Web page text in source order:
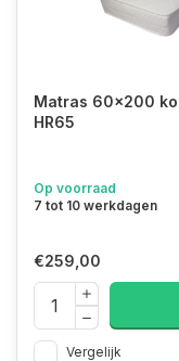
Matras 60x200
HR65
Op voorraad
7 tot 10 werkdagen
€259,00
Vergelijk